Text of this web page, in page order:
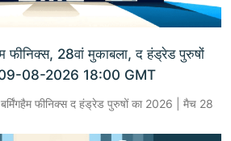
फीनिक्स, 28वां मुकाबला, द हंड्रेड पुरुषों
09-08-2026 18:00 GMT
बर्मिंगहैम फीनिक्स द हंड्रेड पुरुषों का 2026 | मैच 28